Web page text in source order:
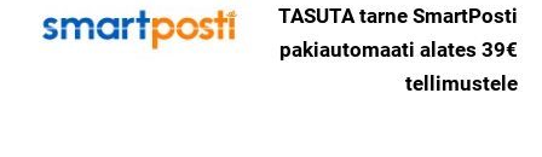
TASUTA tarne SmartPosti
pakiautomaati alates 39€
tellimustele